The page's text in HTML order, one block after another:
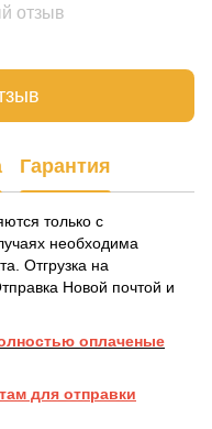
отзыв
Гарантия
только с
необходима
Отгрузка на
Новой почтой и
оплаченые
для отправки